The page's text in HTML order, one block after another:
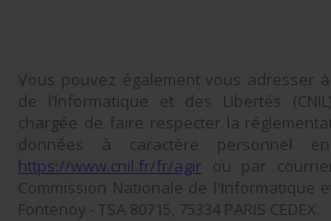
Vous pouvez également vous adresser
de l’Informatique et des Libertés
chargée de faire respecter la
données à caractère personnel
https://www.cnil.fr/fr/agir ou par
Commission Nationale de l'Informatique
Fontenoy - TSA 80715, 75334 PARIS CEDEX.